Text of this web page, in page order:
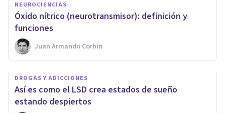
NEUROCIENCIAS
​Óxido nítrico (neurotransmisor): definición y
funciones
Juan Armando Corbin
DROGAS Y ADICCIONES
Así es como el LSD crea estados de sueño
estando despiertos
NEUROCIENCIAS
Anandamida: los efectos de
este neurotransmisor sobre el
cerebro